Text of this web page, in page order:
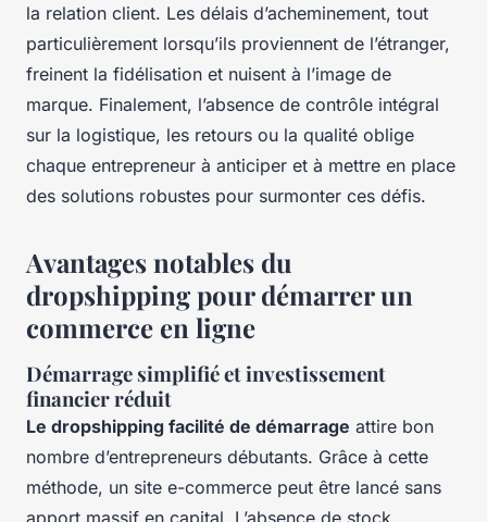
la relation client. Les délais d’acheminement, tout
particulièrement lorsqu’ils proviennent de l’étranger,
freinent la fidélisation et nuisent à l’image de
marque. Finalement, l’absence de contrôle intégral
sur la logistique, les retours ou la qualité oblige
chaque entrepreneur à anticiper et à mettre en place
des solutions robustes pour surmonter ces défis.
Avantages notables du
dropshipping pour démarrer un
commerce en ligne
Démarrage simplifié et investissement
financier réduit
Le dropshipping facilité de démarrage attire bon
nombre d’entrepreneurs débutants. Grâce à cette
méthode, un site e-commerce peut être lancé sans
apport massif en capital. L’absence de stock